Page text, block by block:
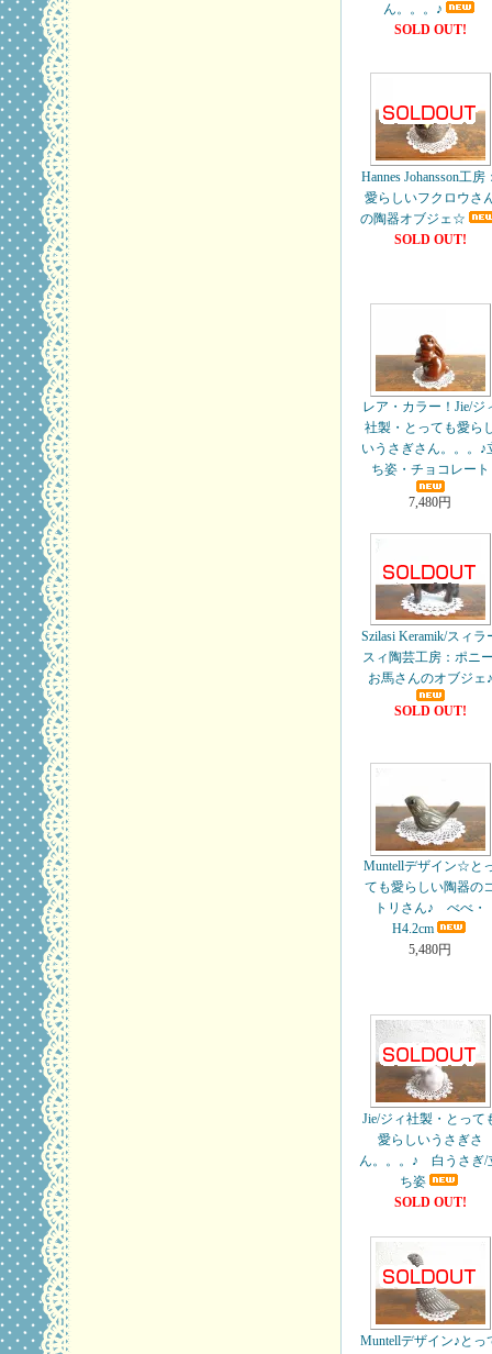
ん。。。♪
SOLD OUT!
Hannes Johansson工房
愛らしいフクロウさ
の陶器オブジェ☆
SOLD OUT!
レア・カラー！Jie/ジ
社製・とっても愛ら
いうさぎさん。。。♪
ち姿・チョコレート
7,480円
Szilasi Keramik/スィラ
スィ陶芸工房：ポニ
お馬さんのオブジェ♪
SOLD OUT!
Muntellデザイン☆と
ても愛らしい陶器の
トリさん♪ べべ・
H4.2cm
5,480円
Jie/ジィ社製・とって
愛らしいうさぎさ
ん。。。♪ 白うさぎ/
ち姿
SOLD OUT!
Muntellデザイン♪とっ